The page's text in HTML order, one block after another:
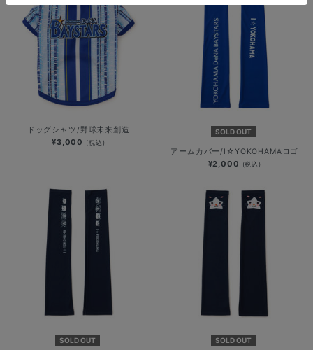
ドッグシャツ/野球未来創造
¥3,000 (税込)
SOLD OUT
アームカバー/I☆YOKOHAMAロゴ
¥2,000 (税込)
SOLD OUT SOLD OUT